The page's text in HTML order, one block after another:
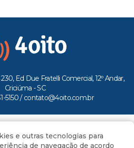
Ed Due Fratelli Comercial, 12º Andar,
Criciúma - SC
5150 / contato@4oito.com.br
reservados ao Portal 4oito
e outras tecnologias para
de navegação de acordo